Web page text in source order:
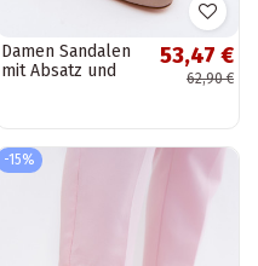
Damen Sandalen
mit Absatz und
Farbe Tai turiden
53,47 €
62,90 €
-15%